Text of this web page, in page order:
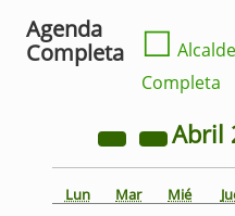
Agenda
Completa
☐
Completa
Abril
Lun Mar Mié